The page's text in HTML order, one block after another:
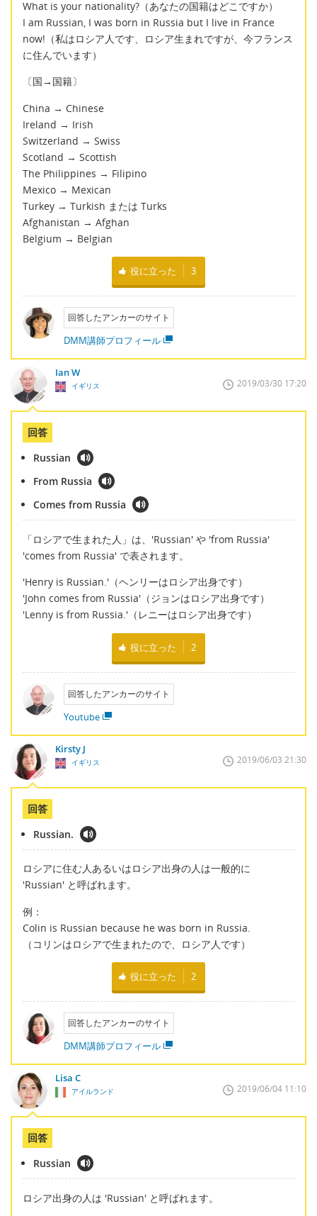
What is your nationality?（あなたの国籍はどこですか）
I am Russian, I was born in Russia but I live in France
now!（私はロシア人です、ロシア生まれですが、今フランス
に住んでいます）
〔国→国籍〕
China → Chinese
Ireland → Irish
Switzerland → Swiss
Scotland → Scottish
The Philippines → Filipino
Mexico → Mexican
Turkey → Turkish または Turks
Afghanistan → Afghan
Belgium → Belgian
役に立った 3
回答したアンカーのサイト
DMM講師プロフィール
Ian W
イギリス 2019/03/30 17:20
回答
Russian
From Russia
Comes from Russia
「ロシアで生まれた人」は、'Russian' や 'from Russia'
'comes from Russia' で表されます。
'Henry is Russian.'（ヘンリーはロシア出身です）
'John comes from Russia'（ジョンはロシア出身です）
'Lenny is from Russia.'（レニーはロシア出身です）
役に立った 2
回答したアンカーのサイト
Youtube
Kirsty J
イギリス 2019/06/03 21:30
回答
Russian.
ロシアに住む人あるいはロシア出身の人は一般的に
'Russian' と呼ばれます。
例：
Colin is Russian because he was born in Russia.
（コリンはロシアで生まれたので、ロシア人です）
役に立った 2
回答したアンカーのサイト
DMM講師プロフィール
Lisa C
アイルランド 2019/06/04 11:10
回答
Russian
ロシア出身の人は 'Russian' と呼ばれます。